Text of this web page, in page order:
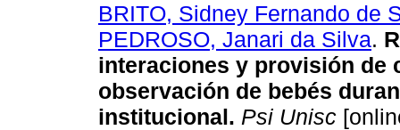
BRITO, Sidney Fernando de
PEDROSO, Janari da Silva.
interaciones y provisión de
observación de bebés
institucional. Psi Unisc